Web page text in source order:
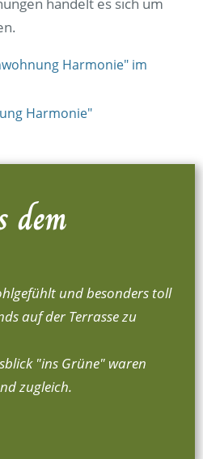
Harmonie" im
Harmonie"
dem
und besonders toll
auf der Terrasse zu
"ins Grüne" waren
zugleich.